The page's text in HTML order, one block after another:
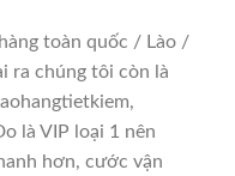
toàn quốc / Lào /
ra chúng tôi còn là
là VIP loại 1 nên
hơn, cước vận